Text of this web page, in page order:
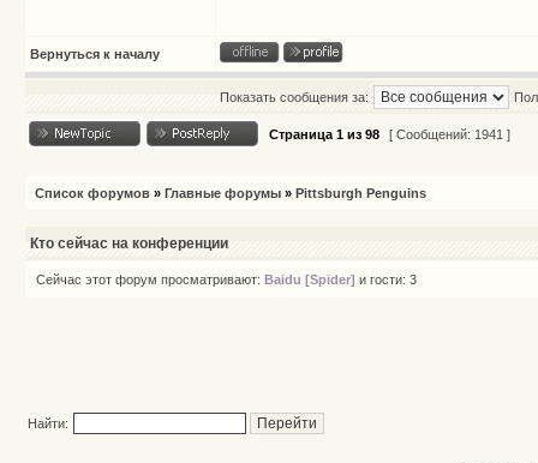
Вернуться к началу
Показать сообщения за:
Страница 1 из 98 [ Сообщений: 1941 ]
Список форумов » Главные форумы » Pittsburgh Penguins
Кто сейчас на конференции
Сейчас этот форум просматривают: Baidu [Spider] и гости: 3
Найти: